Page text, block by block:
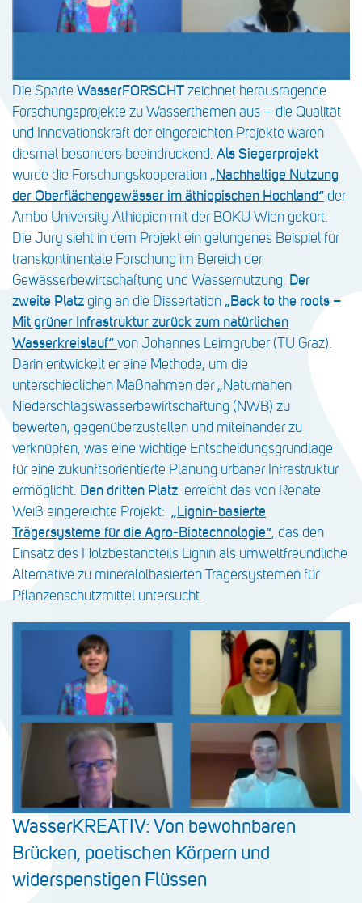
Die Sparte WasserFORSCHTzeichnet herausragende
Forschungsprojekte zu Wasserthemen aus – die Qualität
und Innovationskraft der eingereichten Projekte waren
diesmal besonders beeindruckend. Als Siegerprojekt
wurde die Forschungskooperation „Nachhaltige Nutzung
der Oberflächengewässer im äthiopischen Hochland“ der
Ambo University Äthiopien mit der BOKU Wien gekürt.
Die Jury sieht in dem Projekt ein gelungenes Beispiel für
transkontinentale Forschung im Bereich der
Gewässerbewirtschaftung und Wassernutzung. Der
zweite Platz ging an die Dissertation„Back to the roots –
Mit grüner Infrastruktur zurück zum natürlichen
Wasserkreislauf“von Johannes Leimgruber (TU Graz).
Darin entwickelt er eine Methode, um die
unterschiedlichen Maßnahmen der „Naturnahen
Niederschlagswasserbewirtschaftung (NWB) zu
bewerten, gegenüberzustellen und miteinander zu
verknüpfen, was eine wichtige Entscheidungsgrundlage
für eine zukunftsorientierte Planung urbaner Infrastruktur
ermöglicht. Den dritten Platz erreicht das von Renate
Weiß eingereichte Projekt: „Lignin-basierte
Trägersysteme für die Agro-Biotechnologie“, das den
Einsatz des Holzbestandteils Lignin als umweltfreundliche
Alternative zu mineralölbasierten Trägersystemen für
Pflanzenschutzmittel untersucht.
WasserKREATIV: Von bewohnbaren
Brücken, poetischen Körpern und
widerspenstigen Flüssen